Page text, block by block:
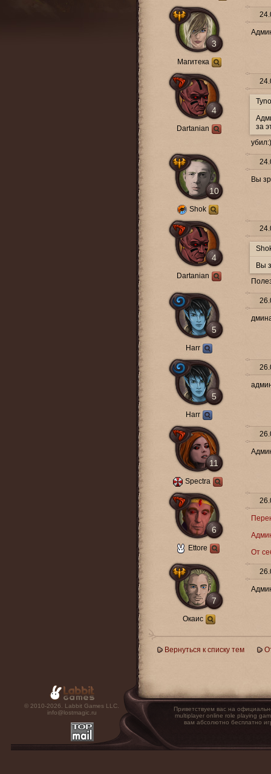
3
Магитека
4
Dartanian
за
10
Shok
Вы
4
Dartanian
Вы
5
Harr
5
Harr
11
Spectra
6
Ettore
От
7
Окаис
Вернуться к списку тем
© 2010-2026. Labbit Games LLC.
info@lostmagic.ru
Приветствуем вас на
multiplayer online role playing
вам абсолютно бесплатно